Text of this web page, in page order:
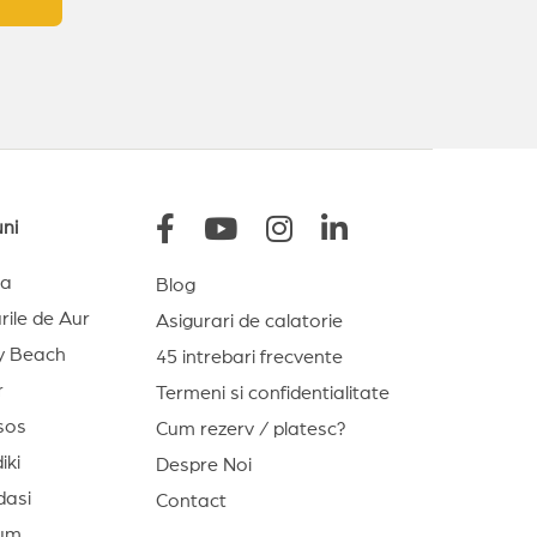
de Aur
Beach
Blog
Asigurari de calatorie
45 intrebari frecvente
Termeni si confidentialitate
Cum rezerv / platesc?
Despre Noi
Contact